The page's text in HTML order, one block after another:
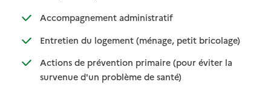
Accompagnement administratif: disponible
: non disponible
Entretien du logement (ménage, petit bricolage): disponible
: non
Actions de prévention primaire (pour éviter la
survenue d'un problème de santé): disponible
: non disponible